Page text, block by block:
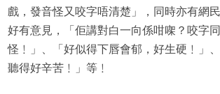
戲，發音怪又咬字唔清楚」，同時亦有網
好有意見，「佢講對白一向係咁㗎？咬字
怪﹗」、「好似得下唇會郁，好生硬﹗」
聽得好辛苦﹗」等﹗